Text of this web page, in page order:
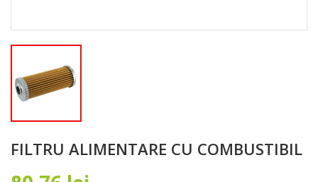
FILTRU ALIMENTARE CU COMBUSTIBIL